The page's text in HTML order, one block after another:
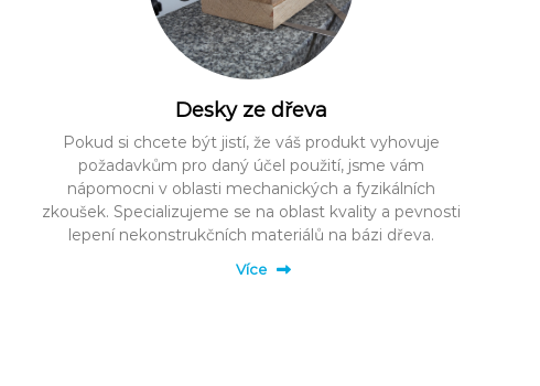
Desky ze dřeva
Pokud si chcete být jistí, že váš produkt vyhovuje
požadavkům pro daný účel použití, jsme vám
nápomocni v oblasti mechanických a fyzikálních
zkoušek. Specializujeme se na oblast kvality a pevnosti
lepení nekonstrukčních materiálů na bázi dřeva.
Více